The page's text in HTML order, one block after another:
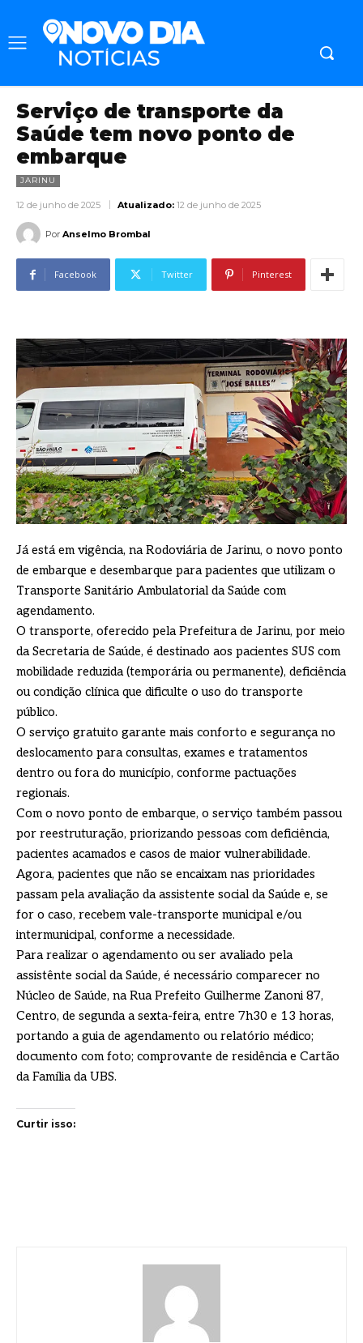
Serviço de transporte da
Saúde tem novo ponto de
embarque
JARINU
12 de junho de 2025 Atualizado: 12 de junho de 2025
Por Anselmo Brombal
Facebook Twitter Pinterest
Já está em vigência, na Rodoviária de Jarinu, o novo ponto
de embarque e desembarque para pacientes que utilizam o
Transporte Sanitário Ambulatorial da Saúde com
agendamento.
O transporte, oferecido pela Prefeitura de Jarinu, por meio
da Secretaria de Saúde, é destinado aos pacientes SUS com
mobilidade reduzida (temporária ou permanente), deficiência
ou condição clínica que dificulte o uso do transporte
público.
O serviço gratuito garante mais conforto e segurança no
deslocamento para consultas, exames e tratamentos
dentro ou fora do município, conforme pactuações
regionais.
Com o novo ponto de embarque, o serviço também passou
por reestruturação, priorizando pessoas com deficiência,
pacientes acamados e casos de maior vulnerabilidade.
Agora, pacientes que não se encaixam nas prioridades
passam pela avaliação da assistente social da Saúde e, se
for o caso, recebem vale-transporte municipal e/ou
intermunicipal, conforme a necessidade.
Para realizar o agendamento ou ser avaliado pela
assistênte social da Saúde, é necessário comparecer no
Núcleo de Saúde, na Rua Prefeito Guilherme Zanoni 87,
Centro, de segunda a sexta-feira, entre 7h30 e 13 horas,
portando a guia de agendamento ou relatório médico;
documento com foto; comprovante de residência e Cartão
da Família da UBS.
Curtir isso: